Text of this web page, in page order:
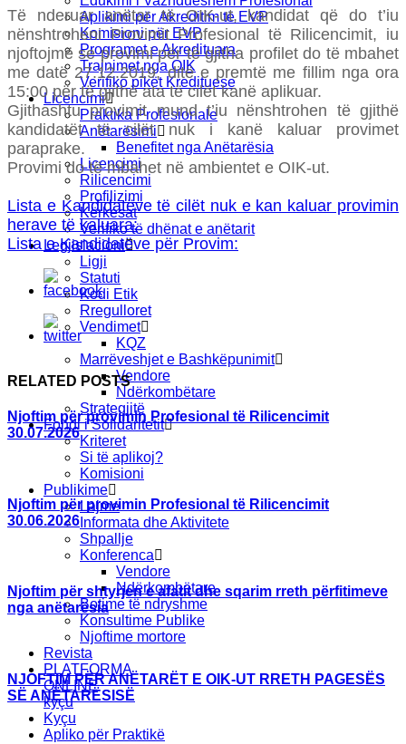
Aplikimi për Akreditim të EVP
Komisioni për EVP
Programet e Akredituara
Trajnimet nga OIK
Verifiko pikët Kredituese
Licencimi
Praktika Profesionale
Anëtarësimi
Benefitet nga Anëtarësia
Licencimi
Rilicencimi
Profilizimi
Kërkesat
Verifiko të dhënat e anëtarit
Legjislacioni
Ligji
Statuti
Kodi Etik
Rregulloret
Vendimet
KQZ
Marrëveshjet e Bashkëpunimit
Vendore
Ndërkombëtare
Strategjitë
Fondi i Solidaritetit
Kriteret
Si të aplikoj?
Komisioni
Publikime
Lajme
Informata dhe Aktivitete
Shpallje
Konferenca
Vendore
Ndërkombëtare
Botime të ndryshme
Konsultime Publike
Njoftime mortore
Revista
PLATFORMA
ONLINE
kyçu
Kyçu
Apliko për Praktikë
Të nderuar anëtar të OIK-ut, kandidat që do t’iu
nënshtroheni Provimit Profesional të Rilicencimit, iu
njoftojmë se provimi për të gjitha profilet do të mbahet
me datë 27.12.2019, ditë e premtë me fillim nga ora
15:00 për të gjithë ata të cilët kanë aplikuar.
Gjithashtu provimit mund t’iu nënshtrohen të gjithë
kandidatët të cilët nuk i kanë kaluar provimet
paraprake.
Provimi do të mbahet në ambientet e OIK-ut.
Lista e Kandidatëve të cilët nuk e kan kaluar provimin
herave të kaluara:
Lista e Kandidatëve për Provim:
RELATED POSTS
Njoftim për provimin Profesional të Rilicencimit
30.07.2026
Njoftim për provimin Profesional të Rilicencimit
30.06.2026
Njoftim për shtyrjen e afatit dhe sqarim rreth përfitimeve
nga anëtarësia
NJOFTIM PËR ANËTARËT E OIK-UT RRETH PAGESËS
SË ANËTARËSISË